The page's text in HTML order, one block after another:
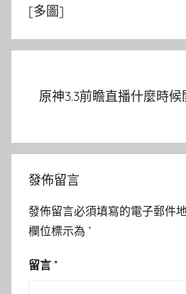
覽
[多圖]
原神3.3前瞻直播什麼時
發佈留言
發佈留言必須填寫的電子郵件
欄位標示為 *
留言 *